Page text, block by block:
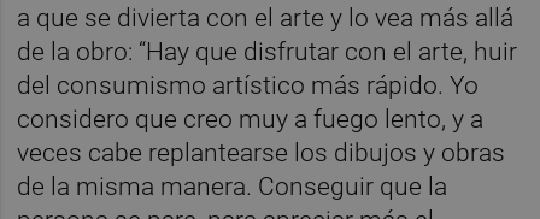
a que se divierta con el arte y lo vea más allá
de la obro: “Hay que disfrutar con el arte, huir
del consumismo artístico más rápido. Yo
considero que creo muy a fuego lento, y a
veces cabe replantearse los dibujos y obras
de la misma manera. Conseguir que la